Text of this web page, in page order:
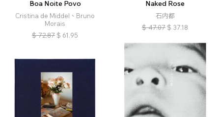
Boa Noite Povo
Cristina de Middel、Bruno
Morais
$ 72.87 $ 61.95
Naked Rose
石内都
$ 47.07 $ 37.18